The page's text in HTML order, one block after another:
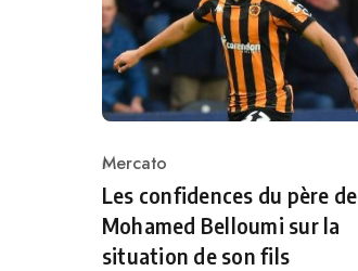
Category
Mercato
Les confidences du père de
Mohamed Belloumi sur la
situation de son fils